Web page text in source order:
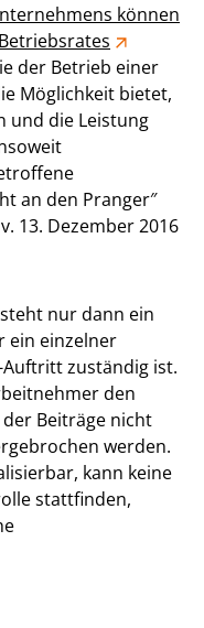
können
der Betrieb einer
Möglichkeit bietet,
und die Leistung
an den Pranger″
13. Dezember 2016
nur dann ein
ein einzelner
zuständig ist.
den
Beiträge nicht
werden.
kann keine
stattfinden,